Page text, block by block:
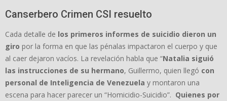
Canserbero Crimen CSI resuelto
Cada detalle de los primeros informes de suicidio dieron un
giro por la forma en que las pénalas impactaron el cuerpo y que
al caer dejaron vacíos. La revelación habla que “Natalia siguió
las instrucciones de su hermano, Guillermo, quien llegó con
personal de Inteligencia de Venezuela y montaron una
escena para hacer parecer un “Homicidio-Suicidio”. Quienes por